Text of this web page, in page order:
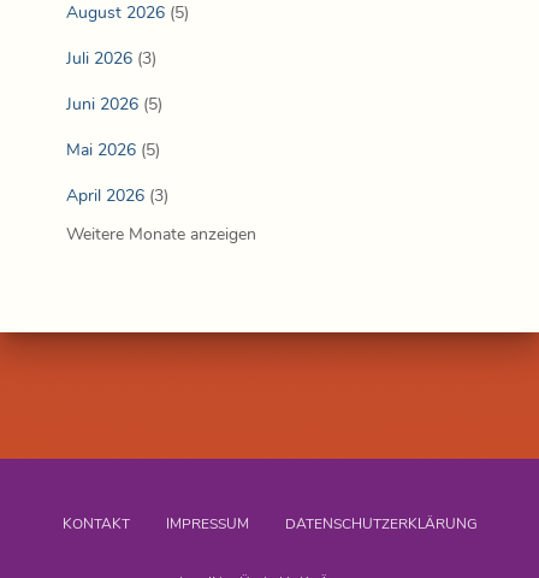
August 2026 (5)
Juli 2026 (3)
Juni 2026 (5)
Mai 2026 (5)
April 2026 (3)
Weitere Monate anzeigen
KONTAKT IMPRESSUM DATENSCHUTZERKLÄRUNG